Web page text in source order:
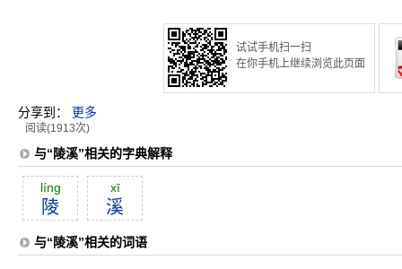
试试手机扫一扫
在你手机上继续浏览此页面
分享到： 更多
阅读(1913次)
与“陵溪”相关的字典解释
líng
陵
xī
溪
与“陵溪”相关的词语